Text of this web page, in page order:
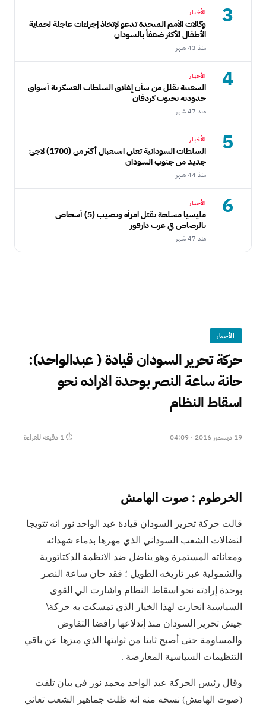
3 الأخبار
وكالات الأمم المتحدة تدعو لإتخاذ إجراءات عاجلة لحماية
الأطفال الأكثر ضعفاً بالسودان
منذ 43 شهر
4 الأخبار
الشعبية تقلل من شأن إغلاق السلطات العسكرية أسواق
حدودية بجنوب كردفان
منذ 47 شهر
5 الأخبار
السلطات السودانية تعلن استقبال أكثر من (1700) لاجئ
جديد من جنوب السودان
منذ 44 شهر
6 الأخبار
مليشيا مسلحة تقتل امرأة وتصيب (5) أشخاص
بالرصاص في غرب دارفور
منذ 47 شهر
الأخبار
‎حركة تحرير السودان قيادة ( عبدالواحد):
حانة ساعة النصر بوحدة الاراده نحو
اسقاط النظام
19 ديسمبر 2016 · 04:09 ⏱ 1 دقيقة للقراءة
‎قالت حركة تحرير السودان قيادة عبد الواحد نور انه تتويجا
لنضالات الشعب السوداني الذي مهرها بدماء شهدائه
ومعاناته المستمرة وهو يناضل ضد الانظمة الدكتاتورية
والشمولية عبر تاريخه الطويل ؛ فقد حان ساعة النصر
بوحدة إرادته نحو اسقاط النظام واشارت الي القوى
السياسية انحازت لهذا الخيار الذي تمسكت به حركة\
جيش تحرير السودان منذ إندلاعها رافضا التفاوض
والمساومة حتى أصبح ثابتا من ثوابتها الذي ميزها عن باقي
التنظيمات السياسية المعارضة .
‎وقال رئيس الحركة عبد الواحد محمد نور في بيان تلقت
(صوت الهامش) نسخه منه انه ظلت جماهير الشعب تعاني